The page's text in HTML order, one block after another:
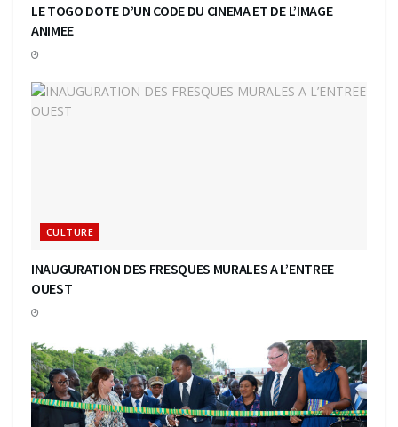
LE TOGO DOTE D’UN CODE DU CINEMA ET DE L’IMAGE
ANIMEE
CULTURE
INAUGURATION DES FRESQUES MURALES A L’ENTREE
OUEST